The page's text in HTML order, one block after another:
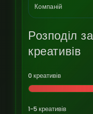
Компаній
Розподіл
креативів
0 креативів
1-5 креативів